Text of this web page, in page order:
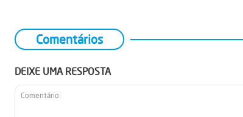
Comentários
DEIXE UMA RESPOSTA